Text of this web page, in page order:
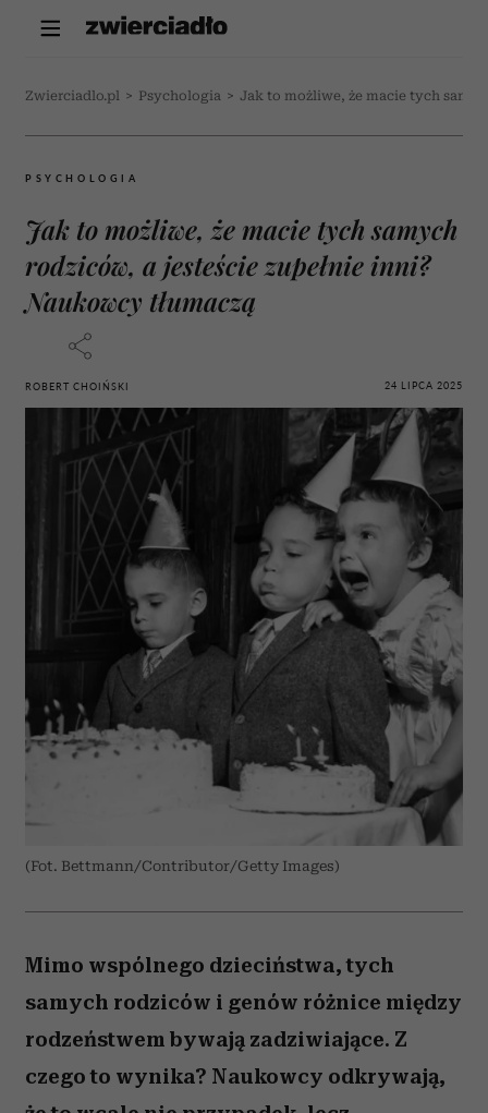
Zwierciadlo.pl > Psychologia > Jak to możliwe, że macie tych
PSYCHOLOGIA
Jak to możliwe, że macie tych samych
rodziców, a jesteście zupełnie inni?
Naukowcy tłumaczą
ROBERT CHOIŃSKI 24 LIPCA 2025
(Fot. Bettmann/Contributor/Getty Images)
Mimo wspólnego dzieciństwa, tych
samych rodziców i genów różnice między
rodzeństwem bywają zadziwiające. Z
czego to wynika? Naukowcy odkrywają,